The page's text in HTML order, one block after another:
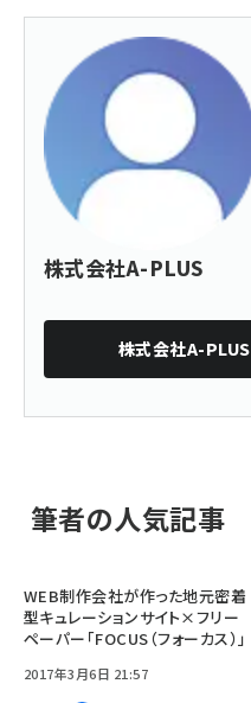
株式会社A-PLUS
株式会社A-PLUS
筆者の人気記事
WEB制作会社が作った地元密着
型キュレーションサイト×フリー
ペーパー「FOCUS（フォーカス）」
2017年3月6日 21:57